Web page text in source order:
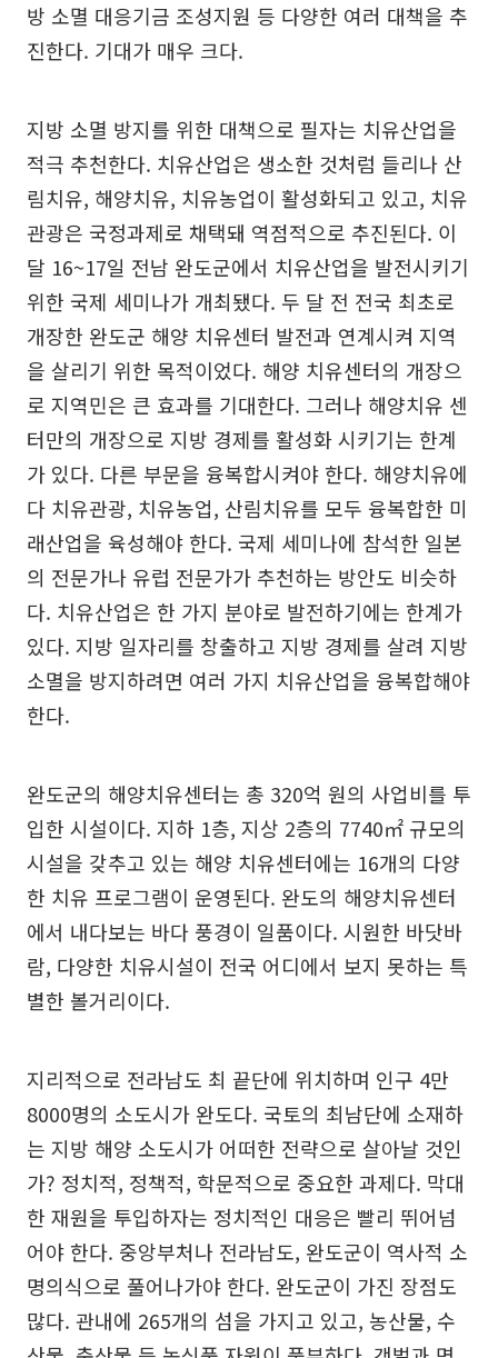
방 소멸 대응기금 조성지원 등 다양한 여러 대책을 추
진한다. 기대가 매우 크다.
지방 소멸 방지를 위한 대책으로 필자는 치유산업을
적극 추천한다. 치유산업은 생소한 것처럼 들리나 산
림치유, 해양치유, 치유농업이 활성화되고 있고, 치유
관광은 국정과제로 채택돼 역점적으로 추진된다. 이
달 16~17일 전남 완도군에서 치유산업을 발전시키기
위한 국제 세미나가 개최됐다. 두 달 전 전국 최초로
개장한 완도군 해양 치유센터 발전과 연계시켜 지역
을 살리기 위한 목적이었다. 해양 치유센터의 개장으
로 지역민은 큰 효과를 기대한다. 그러나 해양치유 센
터만의 개장으로 지방 경제를 활성화 시키기는 한계
가 있다. 다른 부문을 융복합시켜야 한다. 해양치유에
다 치유관광, 치유농업, 산림치유를 모두 융복합한 미
래산업을 육성해야 한다. 국제 세미나에 참석한 일본
의 전문가나 유럽 전문가가 추천하는 방안도 비슷하
다. 치유산업은 한 가지 분야로 발전하기에는 한계가
있다. 지방 일자리를 창출하고 지방 경제를 살려 지방
소멸을 방지하려면 여러 가지 치유산업을 융복합해야
한다.
완도군의 해양치유센터는 총 320억 원의 사업비를 투
입한 시설이다. 지하 1층, 지상 2층의 7740㎡ 규모의
시설을 갖추고 있는 해양 치유센터에는 16개의 다양
한 치유 프로그램이 운영된다. 완도의 해양치유센터
에서 내다보는 바다 풍경이 일품이다. 시원한 바닷바
람, 다양한 치유시설이 전국 어디에서 보지 못하는 특
별한 볼거리이다.
지리적으로 전라남도 최 끝단에 위치하며 인구 4만
8000명의 소도시가 완도다. 국토의 최남단에 소재하
는 지방 해양 소도시가 어떠한 전략으로 살아날 것인
가? 정치적, 정책적, 학문적으로 중요한 과제다. 막대
한 재원을 투입하자는 정치적인 대응은 빨리 뛰어넘
어야 한다. 중앙부처나 전라남도, 완도군이 역사적 소
명의식으로 풀어나가야 한다. 완도군이 가진 장점도
많다. 관내에 265개의 섬을 가지고 있고, 농산물, 수